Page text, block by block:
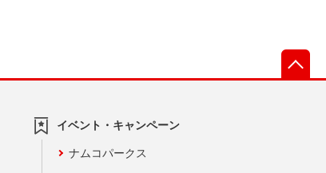
イベント・キャンペーン
ナムコパークス